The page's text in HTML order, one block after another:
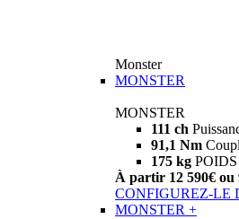
Monster
MONSTER
MONSTER
111 ch
91,1 Nm
175 kg
À partir 12 590€ ou
CONFIGUREZ-LE
MONSTER +